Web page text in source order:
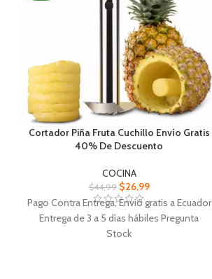
Cortador Piña Fruta Cuchillo Envío Gratis
40% De Descuento
COCINA
$44,99 $26,99
Pago Contra Entrega, Envió gratis a Ecuador
Entrega de 3 a 5 días hábiles Pregunta
Stock